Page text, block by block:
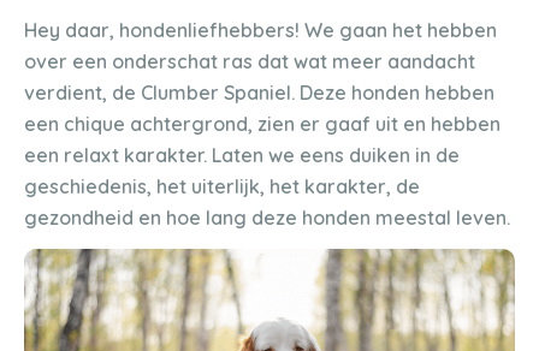
Hey daar, hondenliefhebbers! We gaan het hebben
over een onderschat ras dat wat meer aandacht
verdient, de Clumber Spaniel. Deze honden hebben
een chique achtergrond, zien er gaaf uit en hebben
een relaxt karakter. Laten we eens duiken in de
geschiedenis, het uiterlijk, het karakter, de
gezondheid en hoe lang deze honden meestal leven.